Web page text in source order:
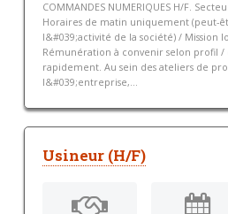
COMMANDES NUMERIQUES H/F.
Horaires de matin uniquement (peut-
l&#039;activité de la société) / Mission
Rémunération à convenir selon profil /
rapidement. Au sein des ateliers de
l&#039;entreprise,...
Usineur (H/F)